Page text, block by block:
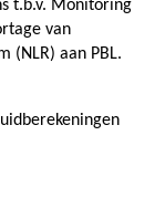
t.b.v. Monitoring
van
(NLR) aan PBL.